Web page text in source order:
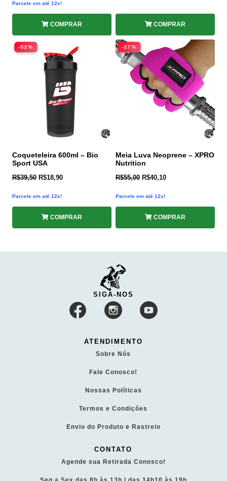
Parcele em até 12x!
COMPRAR COMPRAR
-52%
Coqueteleira 600ml – Bio
Sport USA
R$39,50 R$18,90
Parcele em até 12x!
COMPRAR
-27%
Meia Luva Neoprene – XPRO
Nutrition
R$55,00 R$40,10
Parcele em até 12x!
COMPRAR
SIGA-NOS
ATENDIMENTO
Sobre Nós
Fale Conosco!
Nossas Políticas
Termos e Condições
Envio do Produto e Rastreio
CONTATO
Agende sua Retirada Conosco!